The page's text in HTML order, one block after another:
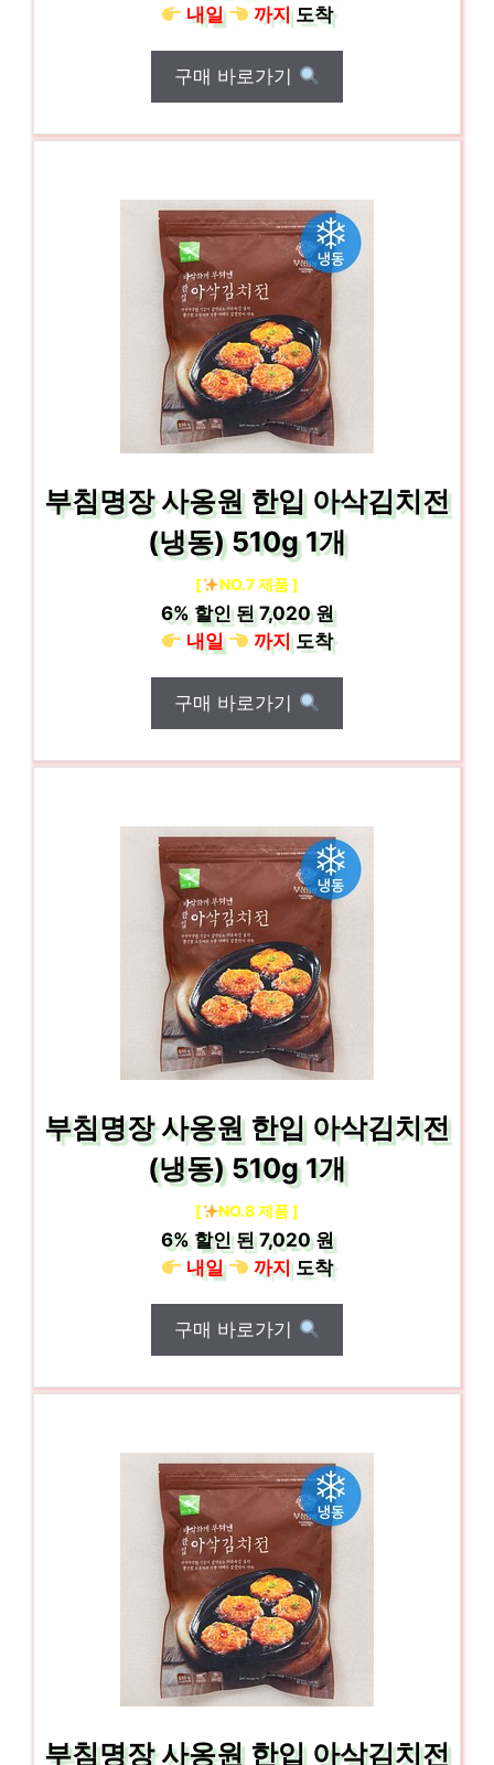
내일
까지도착
구매 바로가기
부침명장 사옹원 한입 아삭김치전
(냉동) 510g 1개
[ NO.7 제품 ]
6%할인 된7,020 원
내일
까지도착
구매 바로가기
부침명장 사옹원 한입 아삭김치전
(냉동) 510g 1개
[ NO.8 제품 ]
6%할인 된7,020 원
내일
까지도착
구매 바로가기
부침명장 사옹원 한입 아삭김치전